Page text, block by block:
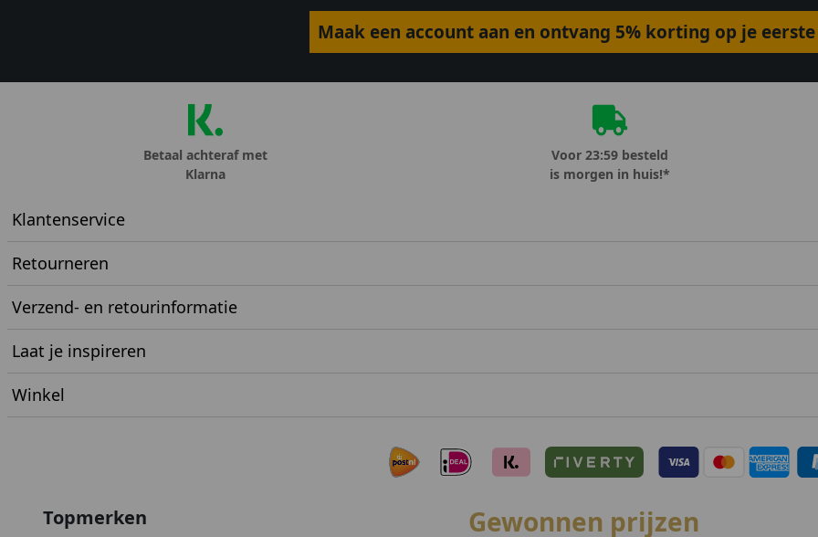
Maak een account aan en ontvang 5% korting op je
Betaal achteraf met
Klarna
Voor 23:59 besteld
is morgen in huis!*
Klantenservice
Retourneren
Verzend- en retourinformatie
Laat je inspireren
Winkel
Topmerken Gewonnen prijzen